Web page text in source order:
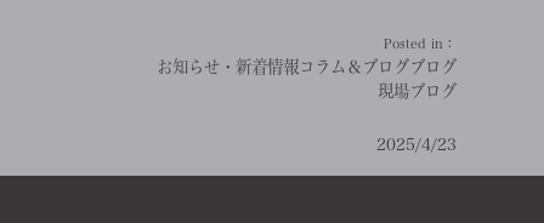
Posted in：
お知らせ・新着情報 コラム＆ブログ ブログ
現場ブログ
2025/4/23